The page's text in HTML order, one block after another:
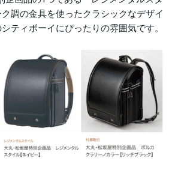
調の金具を使ったクラシックなデザイ
ティボーイにぴったりの雰囲気です。